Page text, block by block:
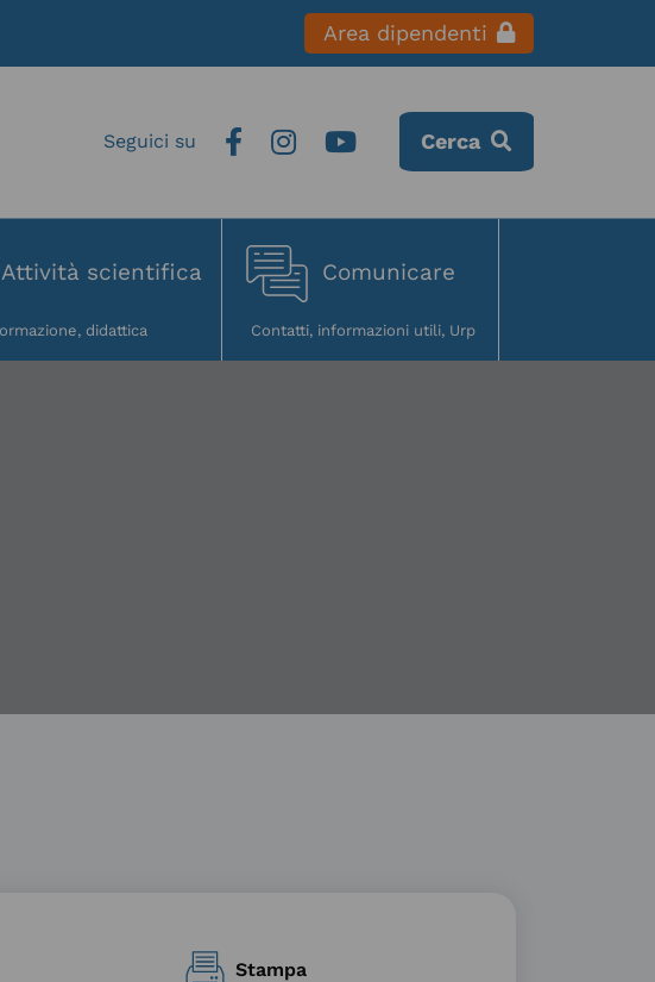
Area dipendenti
Cerca
Attività scientifica Comunicare
Stampa